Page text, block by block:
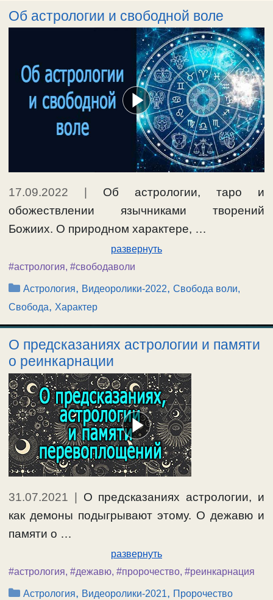
Об астрологии и свободной воле
17.09.2022
Об астрологии, таро и
обожествлении язычниками творений
Божиих. О природном характере, …
развернуть
#астрология, #свободаволи
Рубрики
Астрология, Видеоролики-2022,Свобода воли,
Свобода, Характер
О предсказаниях астрологии и памяти
о реинкарнации
31.07.2021 | О предсказаниях астрологии, и
как демоны подыгрывают этому. О дежавю и
памяти о …
развернуть
#астрология, #дежавю, #пророчество, #реинкарнация
Рубрики
Астрология, Видеоролики-2021, Пророчество